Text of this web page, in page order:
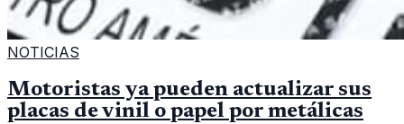
NOTICIAS
Motoristas ya pueden actualizar sus
placas de vinil o papel por metálicas